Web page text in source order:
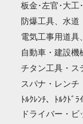
板金･左官･大工
防爆工具、水道
電気工事用道具
自動車・建設機
チタン工具・ス
スパナ・レンチ
ﾄﾙｸﾚﾝﾁ、ﾄﾙｸﾄﾞﾗ
ドライバー・